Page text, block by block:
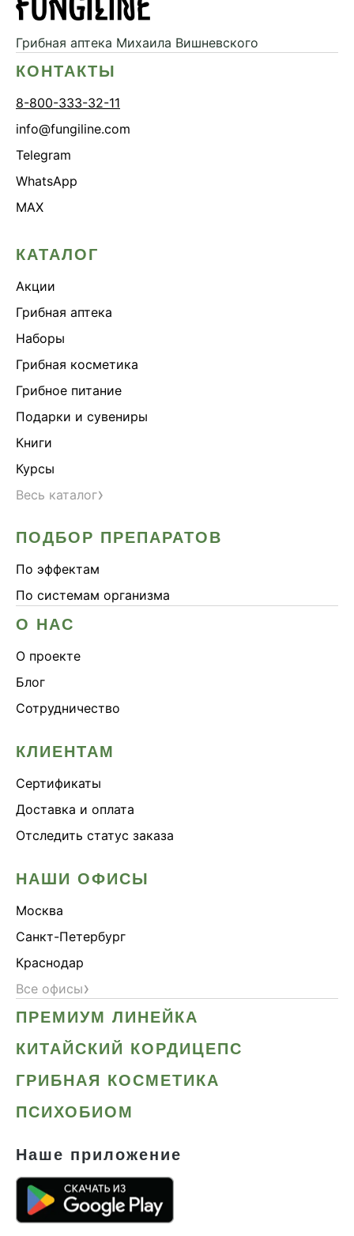
Грибная аптека Михаила Вишневского
КОНТАКТЫ
8-800-333-32-11
info@fungiline.com
Telegram
WhatsApp
MAX
КАТАЛОГ
Акции
Грибная аптека
Наборы
Грибная косметика
Грибное питание
Подарки и сувениры
Книги
Курсы
Весь каталог›
ПОДБОР ПРЕПАРАТОВ
По эффектам
По системам организма
О НАС
О проекте
Блог
Сотрудничество
КЛИЕНТАМ
Сертификаты
Доставка и оплата
Отследить статус заказа
НАШИ ОФИСЫ
Москва
Санкт-Петербург
Краснодар
Все офисы›
ПРЕМИУМ ЛИНЕЙКА
КИТАЙСКИЙ КОРДИЦЕПС
ГРИБНАЯ КОСМЕТИКА
ПСИХОБИОМ
Наше приложение